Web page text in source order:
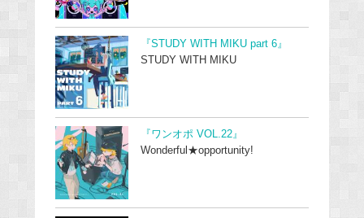
『STUDY WITH MIKU part 6』
STUDY WITH MIKU
『ワンオポ VOL.22』
Wonderful★opportunity!